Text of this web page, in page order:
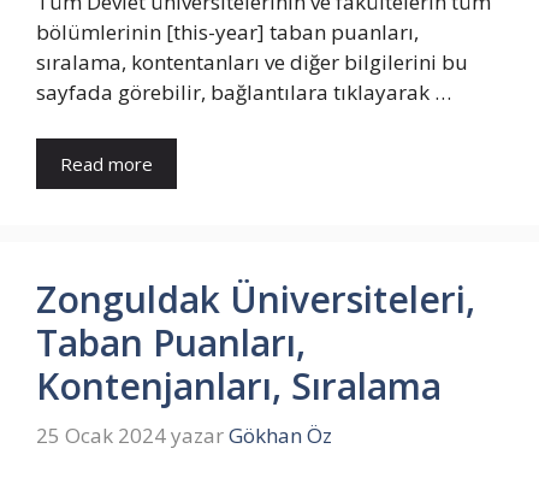
bölümlerinin [this-year] taban puanları,
sıralama, kontentanları ve diğer bilgilerini bu
sayfada görebilir, bağlantılara tıklayarak …
Read more
Zonguldak Üniversiteleri,
Taban Puanları,
Kontenjanları, Sıralama
25 Ocak 2024yazarGökhan Öz